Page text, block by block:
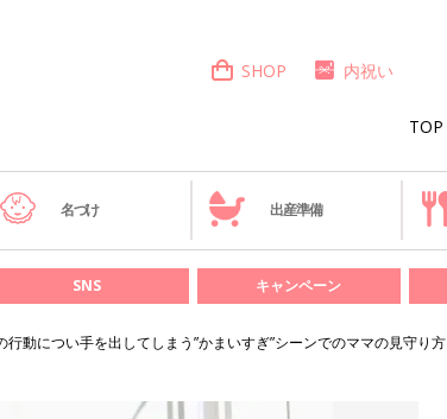
TOP
SHOP 内祝い
名づけ 出産準備
SNS キャンペーン
行動につい手を出してしまう”かまいすぎ”シーンでのママの見守り方